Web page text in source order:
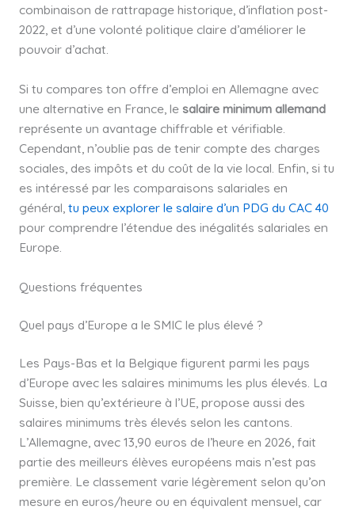
combinaison de rattrapage historique, d’inflation post-
2022, et d’une volonté politique claire d’améliorer le
pouvoir d’achat.
Si tu compares ton offre d’emploi en Allemagne avec
une alternative en France, le salaire minimum allemand
représente un avantage chiffrable et vérifiable.
Cependant, n’oublie pas de tenir compte des charges
sociales, des impôts et du coût de la vie local. Enfin, si tu
es intéressé par les comparaisons salariales en
général, tu peux explorer le salaire d’un PDG du CAC 40
pour comprendre l’étendue des inégalités salariales en
Europe.
Questions fréquentes
Quel pays d’Europe a le SMIC le plus élevé ?
Les Pays-Bas et la Belgique figurent parmi les pays
d’Europe avec les salaires minimums les plus élevés. La
Suisse, bien qu’extérieure à l’UE, propose aussi des
salaires minimums très élevés selon les cantons.
L’Allemagne, avec 13,90 euros de l’heure en 2026, fait
partie des meilleurs élèves européens mais n’est pas
première. Le classement varie légèrement selon qu’on
mesure en euros/heure ou en équivalent mensuel, car